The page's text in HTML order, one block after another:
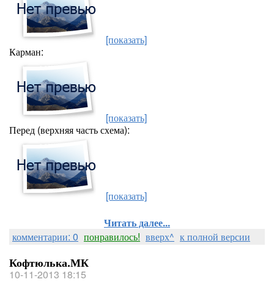
[показать]
Карман:
[показать]
Перед (верхняя часть схема):
[показать]
Читать далее...
комментарии: 0 понравилось! вверх^ к полной версии
Кофтюлька.МК
10-11-2013 18:15